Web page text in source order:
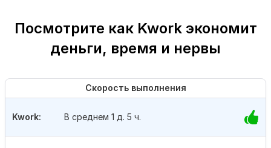
Посмотрите как Kwork экономит
деньги, время и нервы
Скорость выполнения
Kwork: В среднем 1 д. 5 ч.